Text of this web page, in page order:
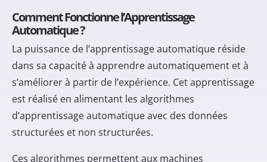
Comment Fonctionne l’Apprentissage
Automatique ?
La puissance de l’apprentissage automatique réside
dans sa capacité à apprendre automatiquement et à
s’améliorer à partir de l’expérience. Cet apprentissage
est réalisé en alimentant les algorithmes
d’apprentissage automatique avec des données
structurées et non structurées.
Ces algorithmes permettent aux machines